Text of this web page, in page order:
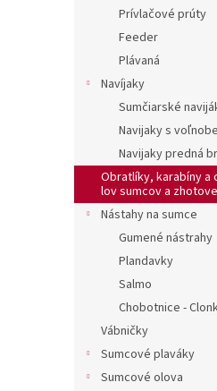
Prívlačové prúty
Feeder
Plávaná
Navíjaky
Sumčiarské
Navijaky s
Navijaky predná
Obratlíky, karabíny a
lov sumcov a
Nástahy na sumce
Gumené nástrahy
Plandavky
Salmo
Chobotnice -
Vábničky
Sumcové plaváky
Sumcové olova